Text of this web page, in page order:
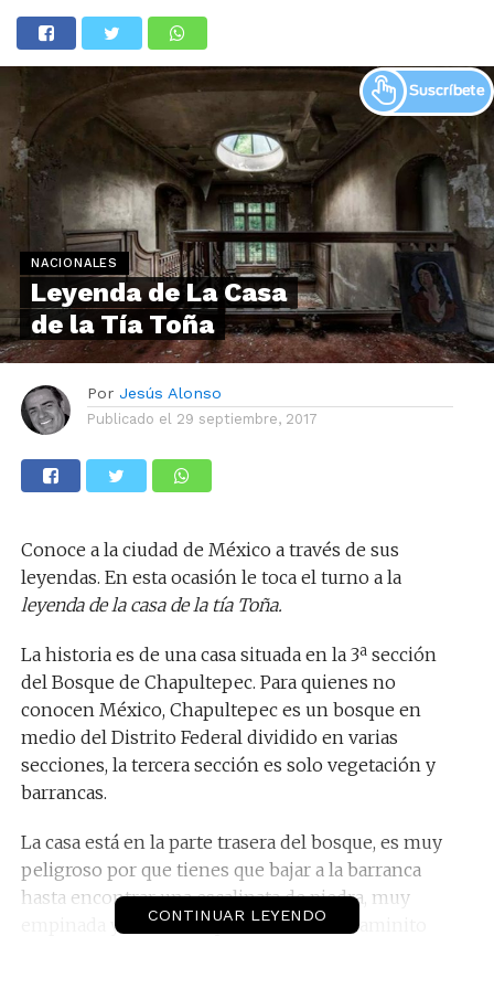
NACIONALES
Leyenda de La Casa
de la Tía Toña
Por Jesús Alonso
Publicado el 29 septiembre, 2017
Conoce a la ciudad de México a través de sus
leyendas. En esta ocasión le toca el turno a la
leyenda de la casa de la tía Toña.
La historia es de una casa situada en la 3ª sección
del Bosque de Chapultepec. Para quienes no
conocen México, Chapultepec es un bosque en
medio del Distrito Federal dividido en varias
secciones, la tercera sección es solo vegetación y
barrancas.
La casa está en la parte trasera del bosque, es muy
peligroso por que tienes que bajar a la barranca
hasta encontrar una escalinata de piedra, muy
empinada y resbalosa que te lleva a un caminito
CONTINUAR LEYENDO